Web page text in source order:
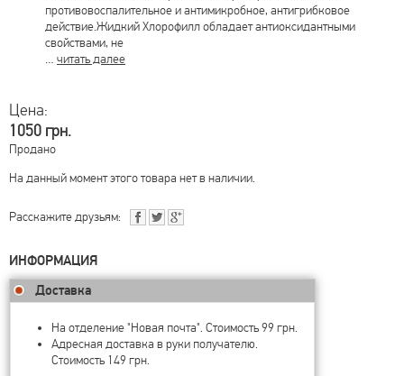
противовоспалительное и антимикробное, антигрибковое
действие.Жидкий Хлорофилл обладает антиоксидантными
свойствами, не
… читать далее
Цена:
1050 грн.
Продано
На данный момент этого товара нет в наличии.
Расскажите друзьям:
ИНФОРМАЦИЯ
Доставка
На отделение "Новая почта". Стоимость 99 грн.
Адресная доставка в руки получателю.
Стоимость 149 грн.